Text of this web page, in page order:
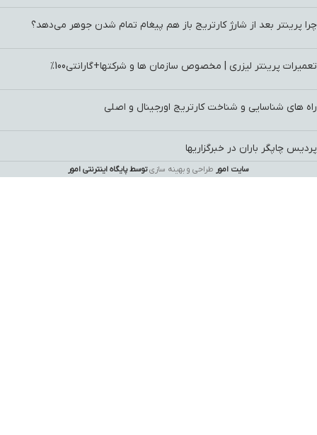
چرا پرینتر بعد از شارژ کارتریج باز هم پیغام تمام شدن جوهر می‌دهد؟
تعمیرات پرینتر لیزری | مخصوص سازمان ها و شرکتها+گارانتی100%
راه های شناسایی و شناخت کارتریج اورجینال و اصلی
پردیس چاپگر باران در خبرگزاریها
سایت امور طراحی و بهینه سازیتوسط پایگاه اینترنتی امور